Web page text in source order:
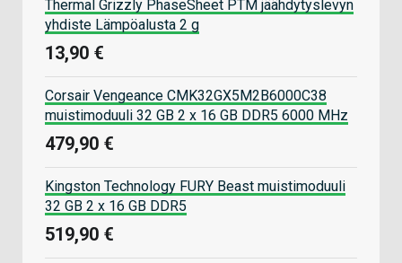
Thermal Grizzly PhaseSheet PTM jäähdytyslevyn
yhdiste Lämpöalusta 2 g
13,90 €
Corsair Vengeance CMK32GX5M2B6000C38
muistimoduuli 32 GB 2 x 16 GB DDR5 6000 MHz
479,90 €
Kingston Technology FURY Beast muistimoduuli
32 GB 2 x 16 GB DDR5
519,90 €